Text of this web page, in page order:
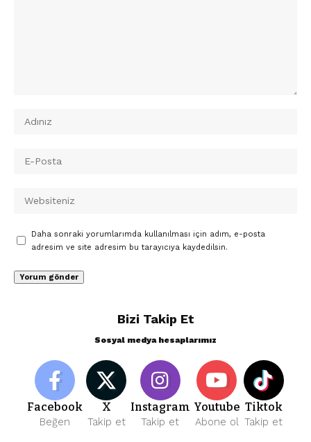
Daha sonraki yorumlarımda kullanılması için adım, e-posta
adresim ve site adresim bu tarayıcıya kaydedilsin.
Bizi Takip Et
Sosyal medya hesaplarımız
Facebook
Beğen
X
Takip et
Instagram
Takip et
Youtube
Abone ol
Tiktok
Takip et